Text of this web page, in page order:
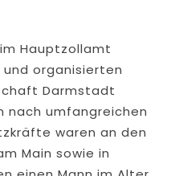
Hauptzollamt
organisierten
Darmstadt
nach umfangreichen
waren an den
Main sowie in